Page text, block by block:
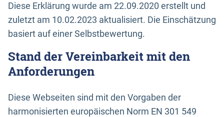
Diese Erklärung wurde am 22.09.2020 erstellt und
zuletzt am 10.02.2023 aktualisiert. Die Einschätzung
basiert auf einer Selbstbewertung.
Stand der Vereinbarkeit mit den
Anforderungen
Diese Webseiten sind mit den Vorgaben der
harmonisierten europäischen Norm EN 301 549